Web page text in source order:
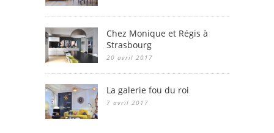
Chez Monique et Régis à
Strasbourg
20 avril 2017
La galerie fou du roi
7 avril 2017